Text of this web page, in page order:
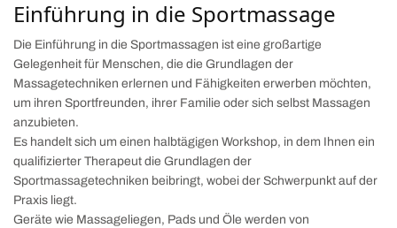
Einführung in die Sportmassage
Die Einführung in die Sportmassagen ist eine großartige
Gelegenheit für Menschen, die die Grundlagen der
Massagetechniken erlernen und Fähigkeiten erwerben möchten,
um ihren Sportfreunden, ihrer Familie oder sich selbst Massagen
anzubieten.
Es handelt sich um einen halbtägigen Workshop, in dem Ihnen ein
qualifizierter Therapeut die Grundlagen der
Sportmassagetechniken beibringt, wobei der Schwerpunkt auf der
Praxis liegt.
Geräte wie Massageliegen, Pads und Öle werden von